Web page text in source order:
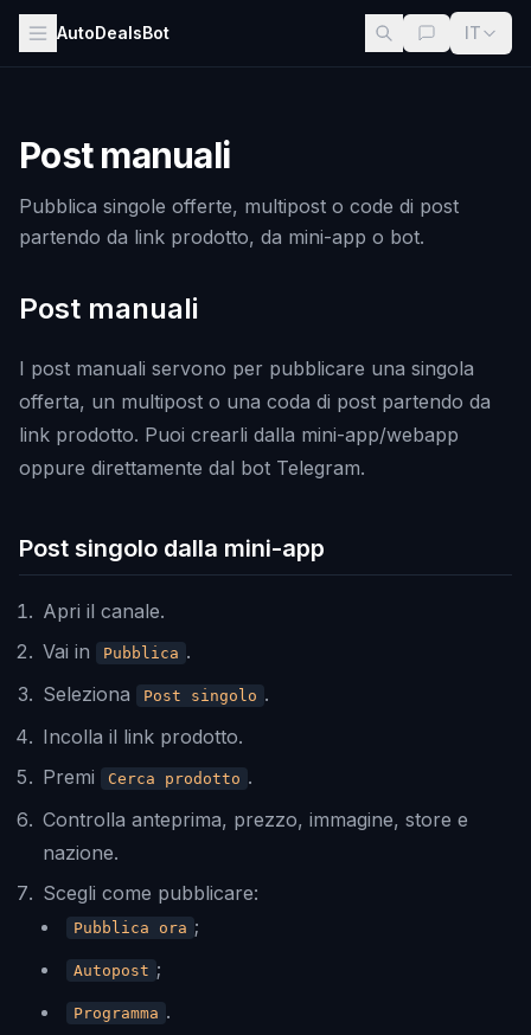
AutoDealsBot IT
Post manuali
Pubblica singole offerte, multipost o code di post
partendo da link prodotto, da mini-app o bot.
Post manuali
I post manuali servono per pubblicare una singola
offerta, un multipost o una coda di post partendo da
link prodotto. Puoi crearli dalla mini-app/webapp
oppure direttamente dal bot Telegram.
Post singolo dalla mini-app
Apri il canale.
Vai in
Pubblica .
Seleziona
Post singolo .
Incolla il link prodotto.
Premi
Cerca prodotto .
Controlla anteprima, prezzo, immagine, store e
nazione.
Scegli come pubblicare:
Pubblica ora ;
Autopost ;
Programma .